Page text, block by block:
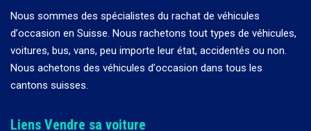
Nous sommes des spécialistes du rachat de véhicules
d’occasion en Suisse. Nous rachetons tout types de véhicules,
voitures, bus, vans, peu importe leur état, accidentés ou non.
Nous achetons des véhicules d’occasion dans tous les
cantons suisses.
Liens Vendre sa voiture